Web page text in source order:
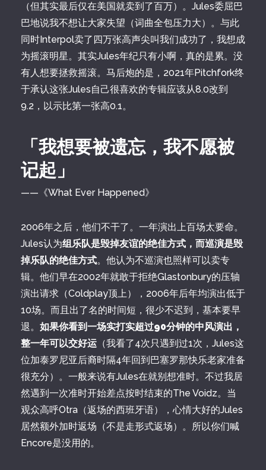
（但其实最后仅在美国就卖到了百万）。Jules委屈巴
巴地说我不想让大家失望（词曲全包压力大）。与此
同时Interpol卖了四万张高声尖叫我们成功了，我想成
为摇滚明星。其实Jules年纪只有小啊，真的是累。没
有人想要拯救摇滚。马后炮的是，2021年Pitchfork终
于承认这张Jules自己很喜欢的专辑应该从8.0改到
9.2，以示比第一张高0.1。
「我想要被遗忘，我不愿被
记起」
——《What Ever Happened》
2006年之后，他们不干了。一年演出上百场太要命。
Jules认为组乐队是毁掉友谊的绝佳方式，而巡演是毁
掉乐队的绝佳方式。他认为不巡演也照样可以卖专
辑。他们早在2002年就敢于拒绝Glastonbury的压轴
演出请求（Coldplay顶上），2006年后年均演出低于
10场。而且出了名的时间短，很少不迟到，基本要早
退。 如果你看到一场实打实超过90分钟的中风演出，
整一年可以交好运 （我看了4次只遇到过1次，Jules这
位加泰罗尼亚后裔时隔4年回到巴塞罗那快乐老家准备
很充分）。一般来说有Jules在就别想准时。不过我居
然遇到一次准时开始差点按时结束的The Voidz。当
观众高呼Otra（返场的西班牙语），心情大好的Jules
居然额外加时返场（不是走形式返场）。所以你们喊
Encore是没用的。